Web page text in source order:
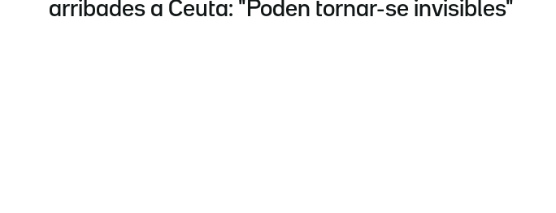
arribades a Ceuta: "Poden tornar-se invisibles"